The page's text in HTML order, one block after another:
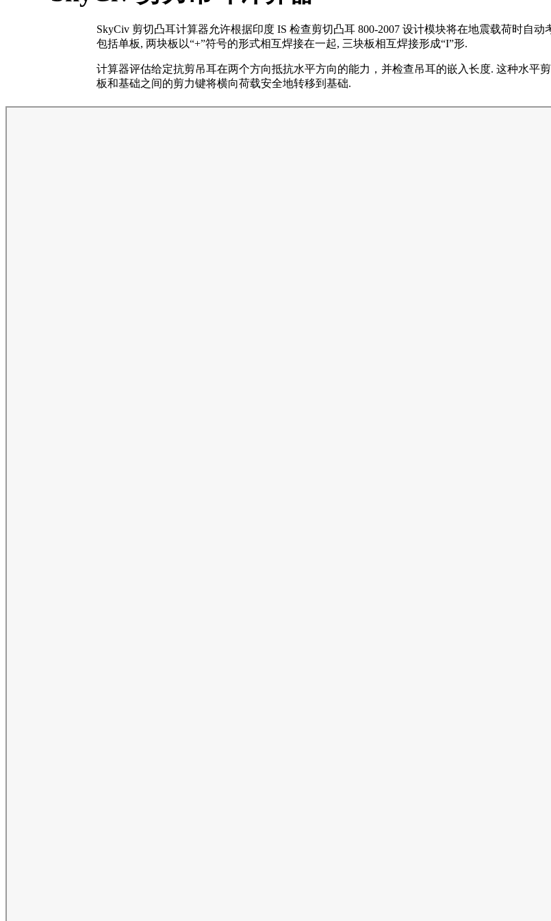
SkyCiv 剪切凸耳计算器允许根据印度 IS 检查剪切凸耳 800-2007 设计模块将在地震载荷时自
包括单板, 两块板以“+”符号的形式相互焊接在一起, 三块板相互焊接形成“I”形.
计算器评估给定抗剪吊耳在两个方向抵抗水平方向的能力，并检查吊耳的嵌入长度. 这种水平
板和基础之间的剪力键将横向荷载安全地转移到基础.